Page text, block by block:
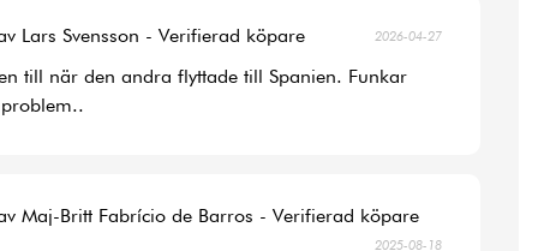
Lars Svensson - Verifierad köpare 2026-04-27
till när den andra flyttade till Spanien. Funkar
Maj-Britt Fabrício de Barros - Verifierad köpare
2025-08-18